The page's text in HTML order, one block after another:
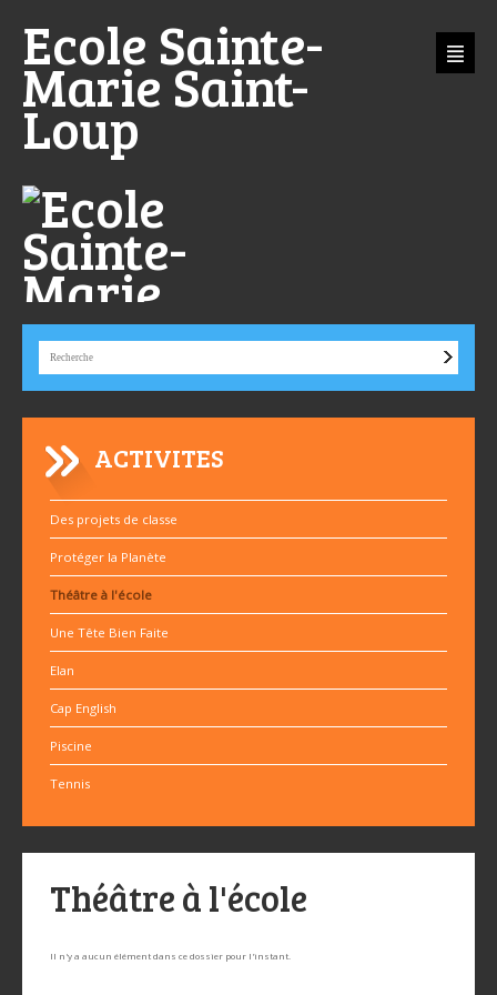
contenu.
à
la
navigation
Ecole Sainte-
Marie Saint-
Loup
ACTIVITES
Des projets de classe
Protéger la Planète
Théâtre à l'école
Une Tête Bien Faite
Elan
Cap English
Piscine
Tennis
Théâtre à l'école
Il n'y a aucun élément dans ce dossier pour l'instant.